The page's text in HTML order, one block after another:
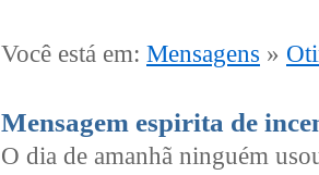
Você está em: Mensagens »
Mensagem espirita de
O dia de amanhã ninguém